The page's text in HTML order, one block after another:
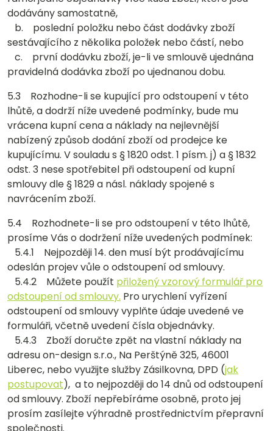
dodávány samostatně,
b. poslední položku nebo část dodávky zboží
sestávajícího z několika položek nebo částí, nebo
c. první dodávku zboží, je-li ve smlouvě ujednána
pravidelná dodávka zboží po ujednanou dobu.
5.3 Rozhodne-li se kupující pro odstoupení v této
lhůtě, a dodrží níže uvedené podmínky, bude mu
vrácena kupní cena a náklady na nejlevnější
nabízený způsob dodání zboží od prodejce ke
kupujícímu. V souladu s § 1820 odst. 1 písm. j) a § 1832
odst. 3 nese spotřebitel při odstoupení od kupní
smlouvy dle § 1829 a násl. náklady spojené s
navrácením zboží.
5.4 Rozhodnete-li se pro odstoupení v této lhůtě,
prosíme Vás o dodržení níže uvedených podmínek:
5.4.1 Nejpozději 14. den musí být prodávajícímu
odeslán projev vůle o odstoupení od smlouvy.
5.4.2 Můžete použít přiložený vzorový formulář pro
odstoupení od smlouvy. Pro urychlení vyřízení
odstoupení od smlouvy vyplňte údaje uvedené ve
formuláři, včetně uvedení čísla objednávky.
5.4.3 Zboží doručte zpět na vlastní náklady na
adresu on-design s.r.o., Na Perštýně 325, 46001
Liberec, nebo využijte služby Zásilkovna, DPD (jak
postupovat), a to nejpozději do 14 dnů od odstoupení
od smlouvy. Zboží nepřebíráme osobně, proto jej
prosím zasílejte výhradně prostřednictvím přepravní